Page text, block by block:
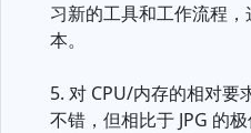
习新的工具和工作流程
本。
5. 对 CPU/内存的相对要
不错，但相比于 JPG 的